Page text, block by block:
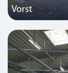
Vorst
Durch
Thorlux konnten
erhebliche